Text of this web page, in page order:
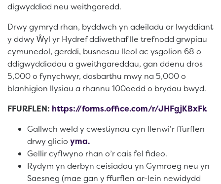
digwyddiad neu weithgaredd.
Drwy gymryd rhan, byddwch yn adeiladu ar lwyddiant
y ddwy Ŵyl yr Hydref ddiwethaf lle trefnodd grwpiau
cymunedol, gerddi, busnesau lleol ac ysgolion 68 o
ddigwyddiadau a gweithgareddau, gan ddenu dros
5,000 o fynychwyr, dosbarthu mwy na 5,000 o
blanhigion llysiau a rhannu 100oedd o brydau bwyd.
FFURFLEN: https://forms.office.com/r/JHFgjKBxFk
Gallwch weld y cwestiynau cyn llenwi’r ffurflen
drwy glicio yma.
Gellir cyflwyno rhan o’r cais fel fideo.
Rydym yn derbyn ceisiadau yn Gymraeg neu yn
Saesneg (mae gan y ffurflen ar-lein newidydd